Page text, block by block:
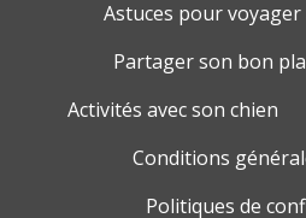
Astuces pour voyager
Partager son bon
Activités avec son chien
Conditions
Politiques de